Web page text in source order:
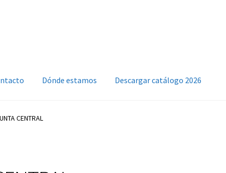
Dónde estamos Descargar catálogo 2026
CENTRAL